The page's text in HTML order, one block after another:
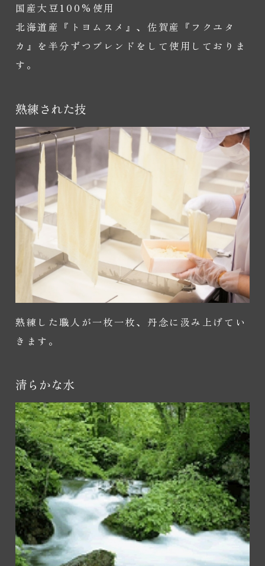
国産大豆100%使用
北海道産『トヨムスメ』、佐賀産『フクユタ
カ』を半分ずつブレンドをして使用しておりま
す。
熟練された技
熟練した職人が一枚一枚、丹念に汲み上げてい
きます。
清らかな水